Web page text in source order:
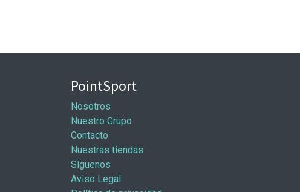
PointSport
Nosotros
Nuestro Grupo
Contacto
Nuestras tiendas
Síguenos
Aviso Legal